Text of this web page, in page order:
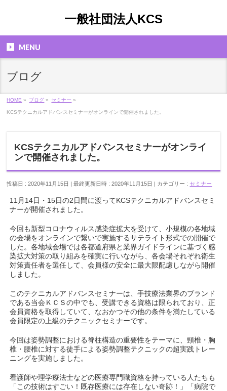
一般社団法人KCS
MENU
ブログ
HOME » ブログ » セミナー »
KCSテクニカルアドバンスセミナーがオンラインで開催されました。
KCSテクニカルアドバンスセミナーがオンライ
ンで開催されました。
投稿日 : 2020年11月15日 最終更新日時 : 2020年11月15日 カテゴリー : セミナー
11月14日・15日の2日間に渡ってKCSテクニカルアドバンスセミ
ナーが開催されました。
今回も新型コロナウィルス感染症拡大を受けて、小規模の各地域
の会場をオンラインで繋いで実施するサテライト形式での開催で
した。各地域会場では各都道府県と業界ガイドラインに基づく感
染拡大対策の取り組みを確実に行いながら、各会場それぞれ衛生
対策責任者を選任して、会員様の安全に最大限配慮しながら開催
しました。
このテクニカルアドバンスセミナーは、手技療法業界のブランド
である当会ＫＣＳの中でも、受講できる資格は限られており、正
会員資格を取得していて、なおかつその他の条件を満たしている
会員限定の上級のテクニックセミナーです。
今回は姿勢調整における脊柱構造の重要性をテーマに、頸椎・胸
椎・腰椎に対する徒手による姿勢調整テクニックの超実践トレー
ニングを実施しました。
看護師や理学療法士などの医療専門職資格を持っている人たちも
「この技術はすごい！既存医療には存在しない奇跡！」「病院で